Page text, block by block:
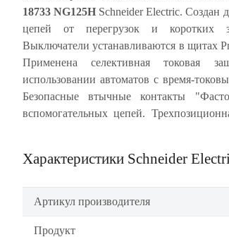
18733 NG125H Schneider Electric. Создан
цепей от перегрузок и коротких
Выключатели устанавливаются в щитах
Применена селективная токовая
использовании автоматов с время-
Безопасные втычные контакты
вспомогательных цепей.
корпус из специального
металлическими заклепками,
срабатывание автомата без изменения
имеет, так называемое,
характеристики для высокой влажности
Частота цепи 50/60 Гц. Степень
Характеристики Schneider
Артикул производителя
Продукт